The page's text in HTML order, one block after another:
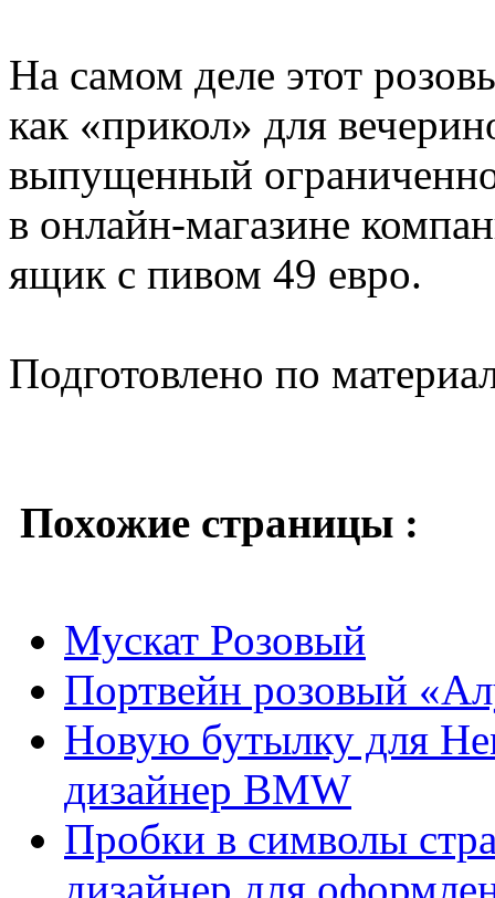
На самом деле этот
как «прикол» для
выпущенный
в онлайн-магазине
ящик с пивом 49 евро.
Подготовлено по
Похожие страницы :
Мускат Розовый
Портвейн розовый
Новую бутылку для
дизайнер BMW
Пробки в символы
дизайнер для